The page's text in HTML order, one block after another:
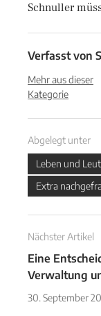
Schnuller
Verfasst von
Mehr aus dieser
Kategorie
Abgelegt unter
Leben und
Extra
Nächster Artikel
Eine
Verwaltung
30. September